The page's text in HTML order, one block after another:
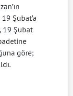
Şubat’a
19 Şubat
göre;